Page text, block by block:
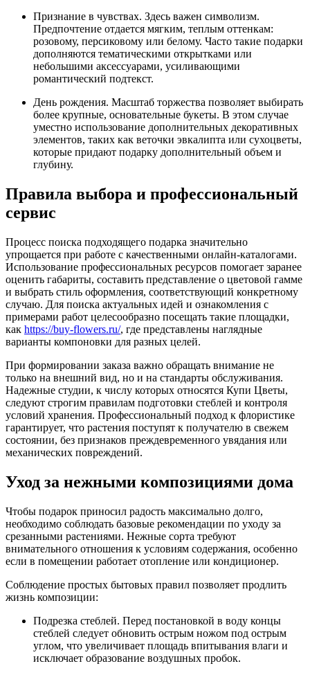
Признание в чувствах. Здесь важен символизм.
Предпочтение отдается мягким, теплым оттенкам:
розовому, персиковому или белому. Часто такие подарки
дополняются тематическими открытками или
небольшими аксессуарами, усиливающими
романтический подтекст.
День рождения. Масштаб торжества позволяет выбирать
более крупные, основательные букеты. В этом случае
уместно использование дополнительных декоративных
элементов, таких как веточки эвкалипта или сухоцветы,
которые придают подарку дополнительный объем и
глубину.
Правила выбора и профессиональный
сервис
Процесс поиска подходящего подарка значительно
упрощается при работе с качественными онлайн-каталогами.
Использование профессиональных ресурсов помогает заранее
оценить габариты, составить представление о цветовой гамме
и выбрать стиль оформления, соответствующий конкретному
случаю. Для поиска актуальных идей и ознакомления с
примерами работ целесообразно посещать такие площадки,
как https://buy-flowers.ru/, где представлены наглядные
варианты компоновки для разных целей.
При формировании заказа важно обращать внимание не
только на внешний вид, но и на стандарты обслуживания.
Надежные студии, к числу которых относятся Купи Цветы,
следуют строгим правилам подготовки стеблей и контроля
условий хранения. Профессиональный подход к флористике
гарантирует, что растения поступят к получателю в свежем
состоянии, без признаков преждевременного увядания или
механических повреждений.
Уход за нежными композициями дома
Чтобы подарок приносил радость максимально долго,
необходимо соблюдать базовые рекомендации по уходу за
срезанными растениями. Нежные сорта требуют
внимательного отношения к условиям содержания, особенно
если в помещении работает отопление или кондиционер.
Соблюдение простых бытовых правил позволяет продлить
жизнь композиции:
Подрезка стеблей. Перед постановкой в воду концы
стеблей следует обновить острым ножом под острым
углом, что увеличивает площадь впитывания влаги и
исключает образование воздушных пробок.